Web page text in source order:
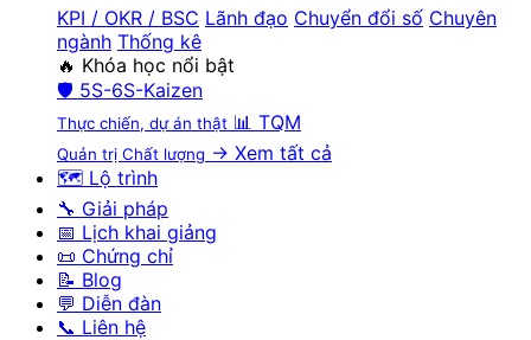
KPI / OKR / BSC Lãnh đạo Chuyển đổi số Chuyên
ngành Thống kê
🔥 Khóa học nổi bật
🛡️ 5S-6S-Kaizen
Thực chiến, dự án thật 📊 TQM
Quản trị Chất lượng → Xem tất cả
🗺️ Lộ trình
🔧 Giải pháp
📅 Lịch khai giảng
📜 Chứng chỉ
📝 Blog
💬 Diễn đàn
📞 Liên hệ